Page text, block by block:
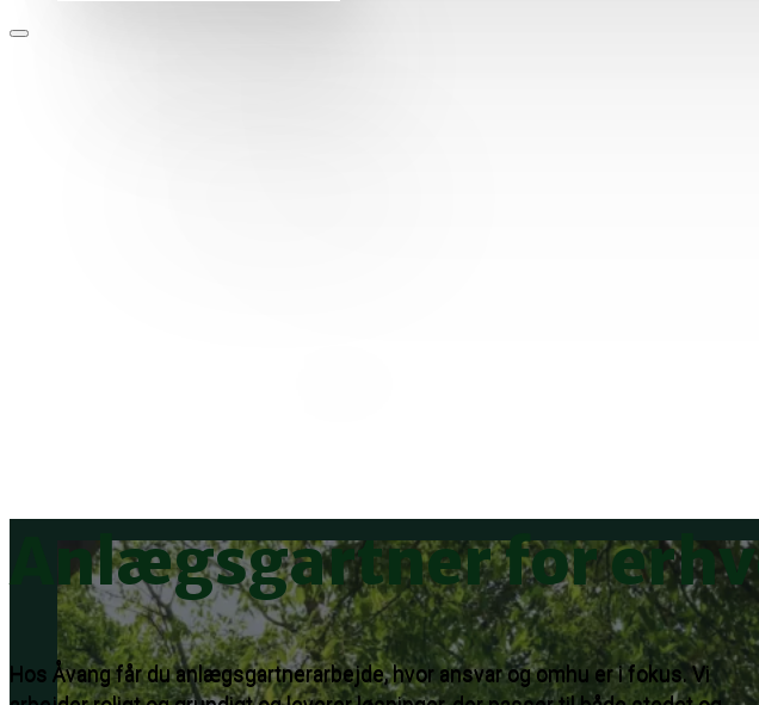
Anlægsgartner for
Hos Åvang får du anlægsgartnerarbejde, hvor ansvar og omhu er i fokus. Vi